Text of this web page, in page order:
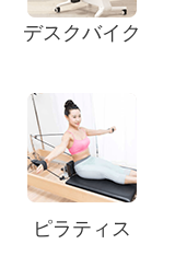
デスクバイク
ピラティス